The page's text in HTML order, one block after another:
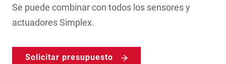
Se puede combinar con todos los sensores y
actuadores Simplex.
Solicitar presupuesto